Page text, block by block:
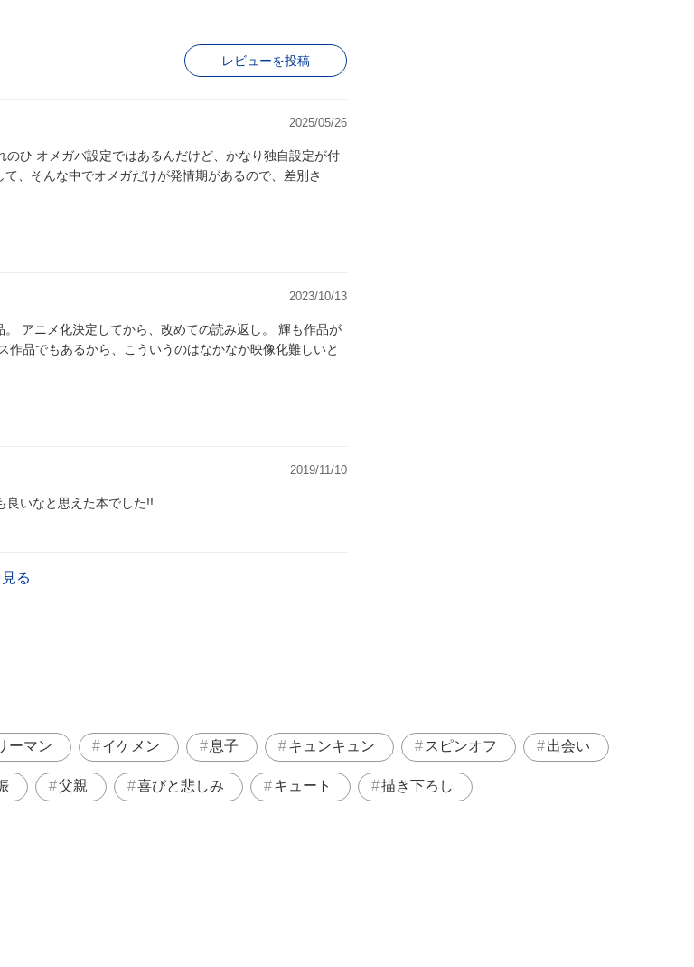
レビューを投稿
2025/05/26
定が付
、そんな中でオメガだけが発情期があるので、差別さ
2023/10/13
アニメ化決定してから、改めての読み返し。 輝も作品が
品でもあるから、こういうのはなかなか映像化難しいと
2019/11/10
良いなと思えた本でした!!
る
ーマン イケメン 息子 キュンキュン スピンオフ 出会い
父親 喜びと悲しみ キュート 描き下ろし